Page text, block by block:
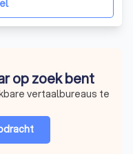
op zoek bent
vertaalbureaus te